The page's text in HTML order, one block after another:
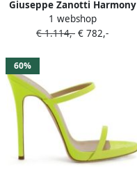
Giuseppe Zanotti Harmony
sandalen met glitter Geel
1 webshop
€ 1.114,- € 782,-
60%